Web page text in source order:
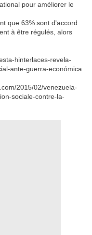
pour améliorer le
que 63% sont d'accord
à être régulés, alors
hinterlaces-revela-
ante-guerra-económica
2015/02/venezuela-
sociale-contre-la-